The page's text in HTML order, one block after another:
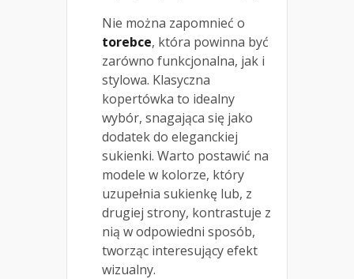
Nie można zapomnieć o
torebce, która powinna być
zarówno funkcjonalna, jak i
stylowa. Klasyczna
kopertówka to idealny
wybór, snagająca się jako
dodatek do eleganckiej
sukienki. Warto postawić na
modele w kolorze, który
uzupełnia sukienkę lub, z
drugiej strony, kontrastuje z
nią w odpowiedni sposób,
tworząc interesujący efekt
wizualny.